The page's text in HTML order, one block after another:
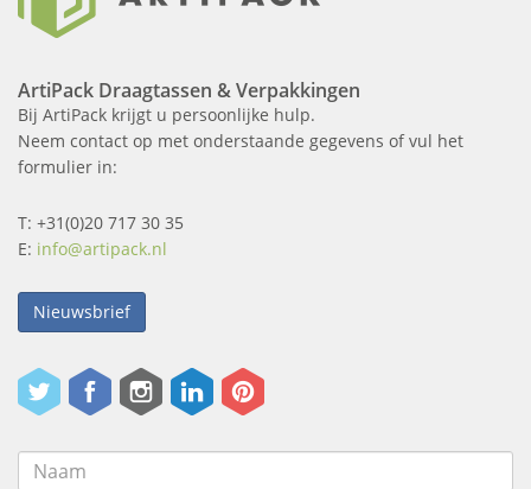
ArtiPack Draagtassen & Verpakkingen
Bij ArtiPack krijgt u persoonlijke hulp.
Neem contact op met onderstaande gegevens of vul het
formulier in:
T: +31(0)20 717 30 35
E: info@artipack.nl
Nieuwsbrief